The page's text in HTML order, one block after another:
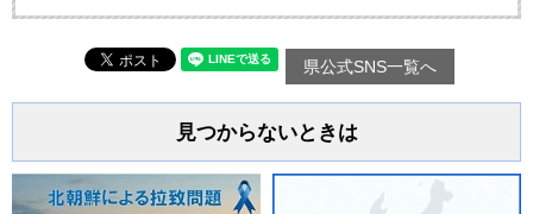
県公式SNS一覧へ
見つからないときは